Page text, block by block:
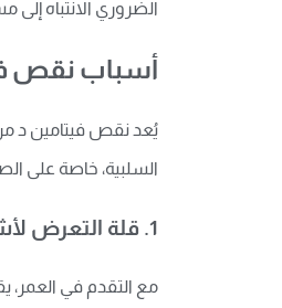
الضروري الانتباه
أسباب نقص
يُعد نقص فيتامين د من
السلبية، خاصة على
1. قلة التعرض
مع التقدم في العمر،